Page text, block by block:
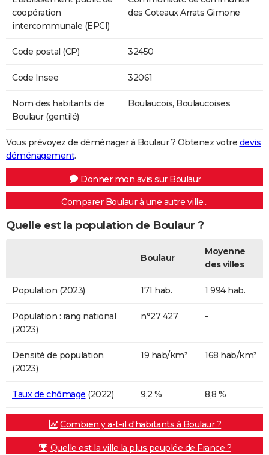
coopération
intercommunale (EPCI)
des Coteaux Arrats Gimone
Code postal (CP) 32450
Code Insee 32061
Nom des habitants de
Boulaur (gentilé)
Boulaucois, Boulaucoises
Vous prévoyez de déménager à Boulaur ? Obtenez votre devis
déménagement.
Donner mon avis sur Boulaur
Comparer Boulaur à une autre ville...
Quelle est la population de Boulaur ?
Boulaur
Moyenne
des villes
Population (2023) 171 hab. 1 994 hab.
Population : rang national
(2023)
n°27 427 -
Densité de population
(2023)
19 hab/km² 168 hab/km²
Taux de chômage (2022) 9,2 % 8,8 %
Combien y a-t-il d'habitants à Boulaur ?
Quelle est la ville la plus peuplée de France ?